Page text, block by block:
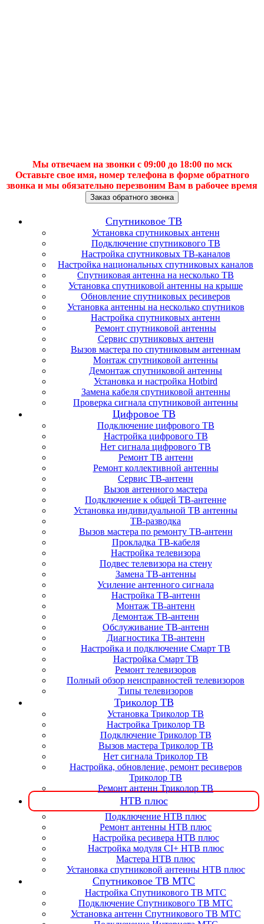
Мы отвечаем на звонки с 09:00 до 18:00 по мск
Оставьте свое имя, номер телефона в форме обратного
звонка и мы обязательно перезвоним Вам в рабочее время
Заказ обратного звонка
Спутниковое ТВ
Установка спутниковых антенн
Подключение спутникового ТВ
Настройка спутниковых ТВ-каналов
Настройка национальных спутниковых каналов
Спутниковая антенна на несколько ТВ
Установка спутниковой антенны на крыше
Обновление спутниковых ресиверов
Установка антенны на несколько спутников
Настройка спутниковых антенн
Ремонт спутниковой антенны
Сервис спутниковых антенн
Вызов мастера по спутниковым антеннам
Монтаж спутниковой антенны
Демонтаж спутниковой антенны
Установка и настройка Hotbird
Замена кабеля спутниковой антенны
Проверка сигнала спутниковой антенны
Цифровое ТВ
Подключение цифрового ТВ
Настройка цифрового ТВ
Нет сигнала цифрового ТВ
Ремонт ТВ антенн
Ремонт коллективной антенны
Сервис ТВ-антенн
Вызов антенного мастера
Подключение к общей ТВ-антенне
Установка индивидуальной ТВ антенны
ТВ-разводка
Вызов мастера по ремонту ТВ-антенн
Прокладка ТВ-кабеля
Настройка телевизора
Подвес телевизора на стену
Замена ТВ-антенны
Усиление антенного сигнала
Настройка ТВ-антенн
Монтаж ТВ-антенн
Демонтаж ТВ-антенн
Обслуживание ТВ-антенн
Диагностика ТВ-антенн
Настройка и подключение Смарт ТВ
Настройка Смарт ТВ
Ремонт телевизоров
Полный обзор неисправностей телевизоров
Типы телевизоров
Триколор ТВ
Установка Триколор ТВ
Настройка Триколор ТВ
Подключение Триколор ТВ
Вызов мастера Триколор ТВ
Нет сигнала Триколор ТВ
Настройка, обновление, ремонт ресиверов
Триколор ТВ
Ремонт антенн Триколор ТВ
НТВ плюс
Подключение НТВ плюс
Ремонт антенны НТВ плюс
Настройка ресивера НТВ плюс
Настройка модуля CI+ НТВ плюс
Мастера НТВ плюс
Установка спутниковой антенны НТВ плюс
Спутниковое ТВ МТС
Настройка Спутникового ТВ МТС
Подключение Спутникового ТВ МТС
Установка антенн Спутникового ТВ МТС